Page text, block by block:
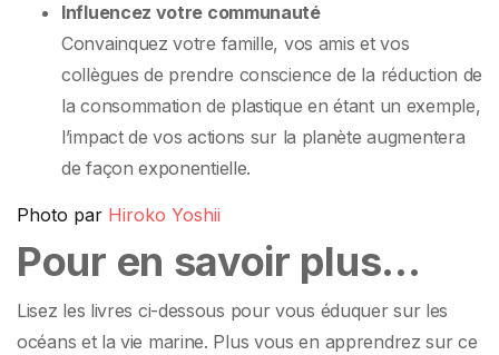
Influencez votre communauté
Convainquez votre famille, vos amis et vos
collègues de prendre conscience de la réduction de
la consommation de plastique en étant un exemple,
l’impact de vos actions sur la planète augmentera
de façon exponentielle.
Photo par Hiroko Yoshii
Pour en savoir plus…
Lisez les livres ci-dessous pour vous éduquer sur les
océans et la vie marine. Plus vous en apprendrez sur ce